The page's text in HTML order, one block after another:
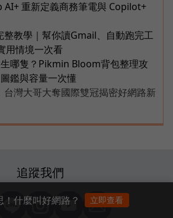
AI+ 重新定義商務筆電與 Copilot+
教學｜幫你讀Gmail、自動跑完工
用情境一次看
哪隻？Pikmin Bloom背包整理攻
鑑與容量一次懂
台灣大哥大奪國際雙冠揭密好網路新
追蹤我們
什麼叫好網路？ 立即查看